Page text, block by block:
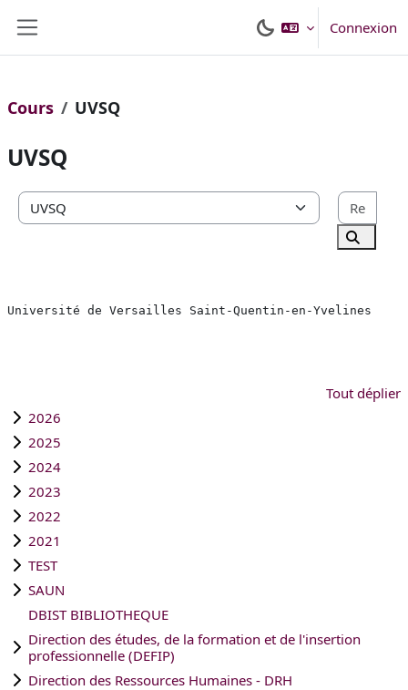
Connexion
Cours UVSQ
UVSQ
Catégories de cours
Université de Versailles Saint-Quentin-en-Yvelines
Tout déplier
2026
2025
2024
2023
2022
2021
TEST
SAUN
DBIST BIBLIOTHEQUE
Direction des études, de la formation et de l'insertion
professionnelle (DEFIP)
Direction des Ressources Humaines - DRH